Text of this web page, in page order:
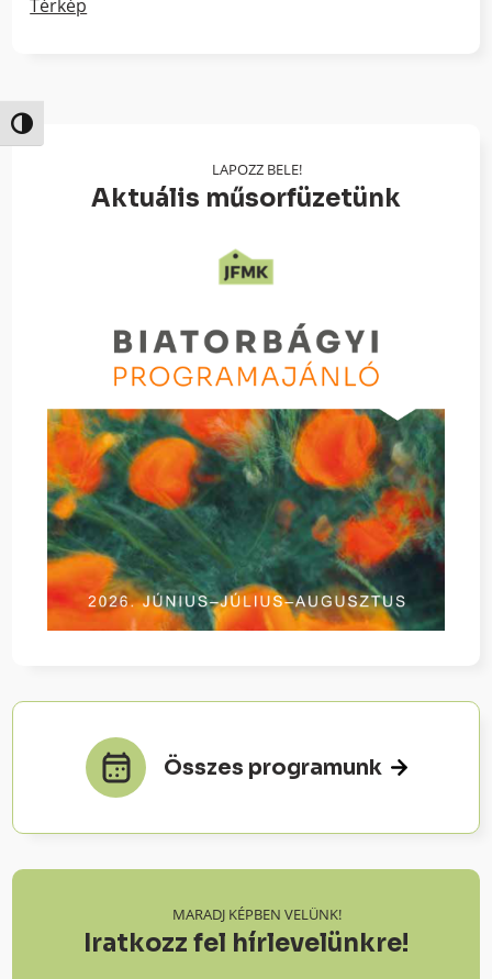
Nagy kontraszt váltása
Térkép
LAPOZZ BELE!
Aktuális műsorfüzetünk
Összes programunk
MARADJ KÉPBEN VELÜNK!
Iratkozz fel hírlevelünkre!